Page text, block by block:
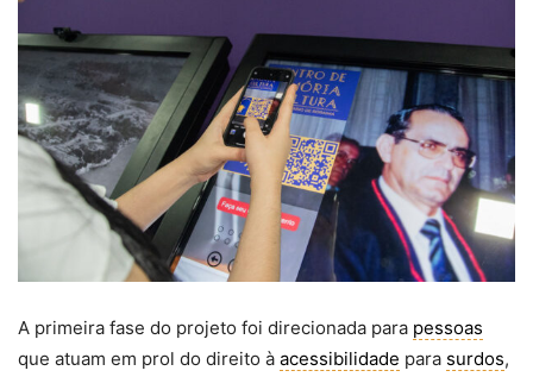
A primeira fase do projeto foi direcionada para pessoas
que atuam em prol do direito à acessibilidade para surdos,